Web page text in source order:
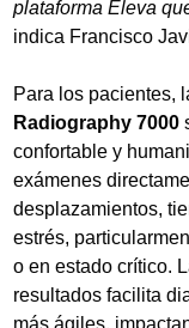
plataforma Eleva
indica Francisco
Para los pacientes,
Radiography 7000
confortable y
exámenes
desplazamientos,
estrés,
o en estado crítico.
resultados facilita
más ágiles,